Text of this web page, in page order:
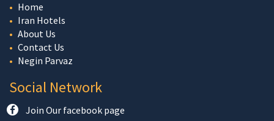
Home
Iran Hotels
About Us
Contact Us
Negin Parvaz
Social Network
Join Our facebook page